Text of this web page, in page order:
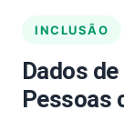
INCLUSÃO
Dados
Pessoas